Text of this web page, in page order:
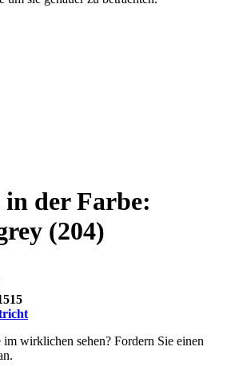
in der Farbe:
(204)
wirklichen sehen? Fordern Sie einen